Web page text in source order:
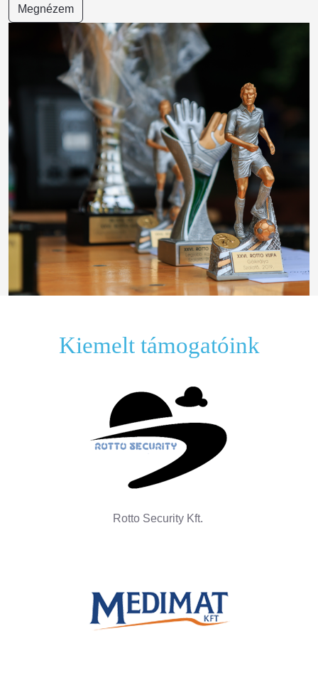
Megnézem
Kiemelt támogatóink
Rotto Security Kft.